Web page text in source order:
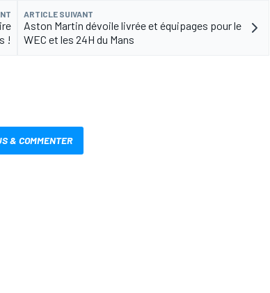
!
ARTICLE SUIVANT
Aston Martin dévoile livrée et équipages pour le
WEC et les 24H du Mans
& COMMENTER